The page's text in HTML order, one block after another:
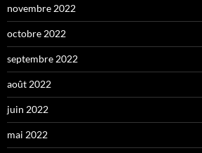
novembre 2022
octobre 2022
septembre 2022
août 2022
juin 2022
mai 2022